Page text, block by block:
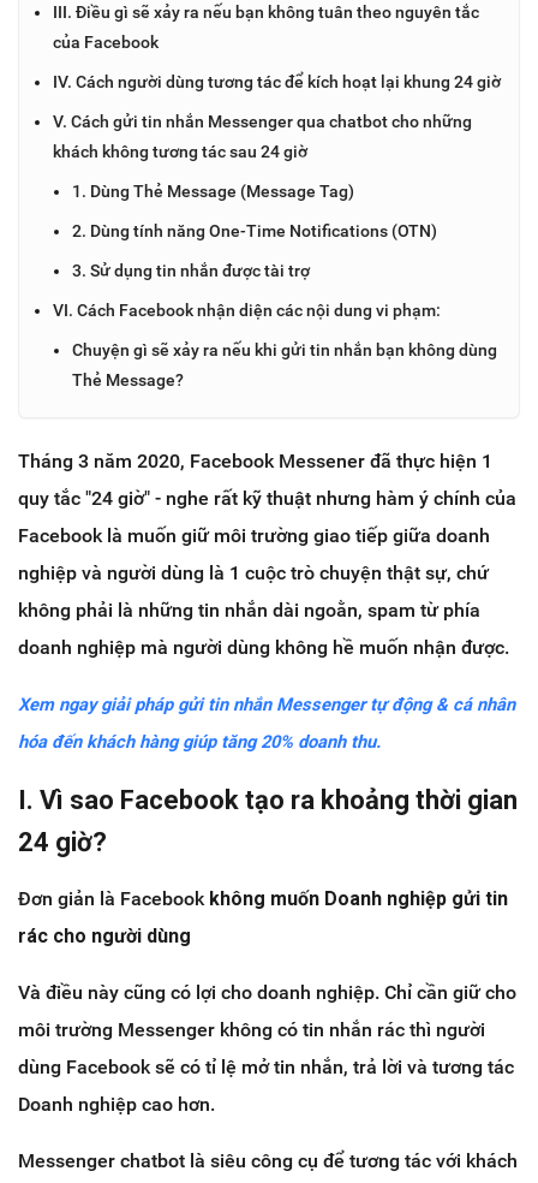
III. Điều gì sẽ xảy ra nếu bạn không tuân theo nguyên tắc
của Facebook
IV. Cách người dùng tương tác để kích hoạt lại khung 24 giờ
V. Cách gửi tin nhắn Messenger qua chatbot cho những
khách không tương tác sau 24 giờ
1. Dùng Thẻ Message (Message Tag)
2. Dùng tính năng One-Time Notifications (OTN)
3. Sử dụng tin nhắn được tài trợ
VI. Cách Facebook nhận diện các nội dung vi phạm:
Chuyện gì sẽ xảy ra nếu khi gửi tin nhắn bạn không dùng
Thẻ Message?
Tháng 3 năm 2020, Facebook Messener đã thực hiện 1
quy tắc "24 giờ" - nghe rất kỹ thuật nhưng hàm ý chính của
Facebook là muốn giữ môi trường giao tiếp giữa doanh
nghiệp và người dùng là 1 cuộc trò chuyện thật sự, chứ
không phải là những tin nhắn dài ngoằn, spam từ phía
doanh nghiệp mà người dùng không hề muốn nhận được.
Xem ngay giải pháp gửi tin nhắn Messenger tự động & cá nhân
hóa đến khách hàng giúp tăng 20% doanh thu.
I. Vì sao Facebook tạo ra khoảng thời gian
24 giờ?
Đơn giản là Facebook không muốn Doanh nghiệp gửi tin
rác cho người dùng
Và điều này cũng có lợi cho doanh nghiệp. Chỉ cần giữ cho
môi trường Messenger không có tin nhắn rác thì người
dùng Facebook sẽ có tỉ lệ mở tin nhắn, trả lời và tương tác
Doanh nghiệp cao hơn.
Messenger chatbot là siêu công cụ để tương tác với khách